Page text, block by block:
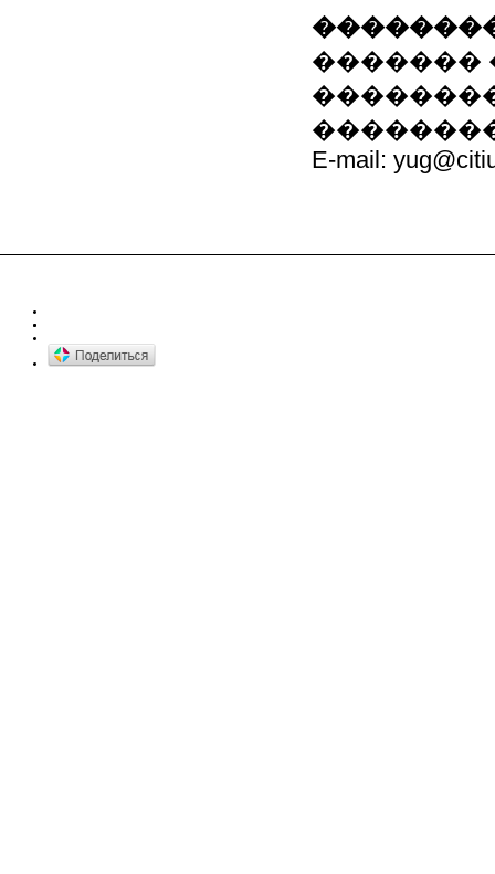
�������
��������
���������
E-mail: